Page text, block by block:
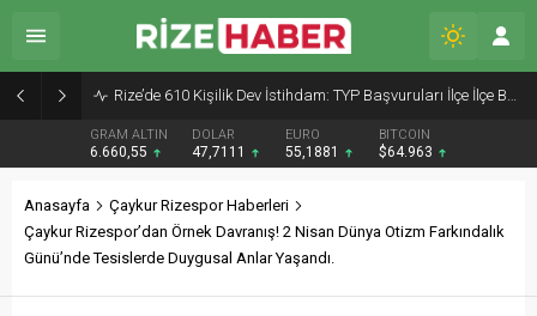
Rize’de 610 Kişilik Dev İstihdam: TYP Başvuruları İlçe İlçe Başladı!
GRAM ALTIN
6.660,55
DOLAR
47,7111
EURO
55,1881
BITCOIN
$64.963
Anasayfa
Çaykur Rizespor Haberleri
Çaykur Rizespor’dan Örnek Davranış! 2 Nisan Dünya Otizm Farkındalık
Günü’nde Tesislerde Duygusal Anlar Yaşandı.